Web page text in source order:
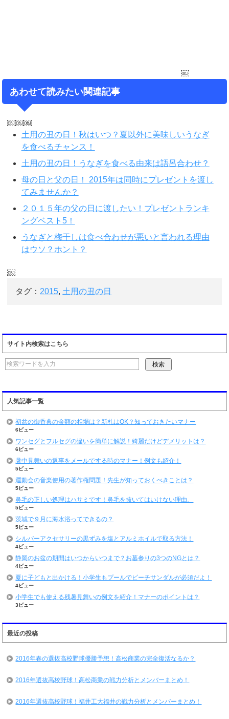
￼
あわせて読みたい関連記事
￼￼￼
土用の丑の日！秋はいつ？夏以外に美味しいうなぎ
を食べるチャンス！
土用の丑の日！うなぎを食べる由来は語呂合わせ？
母の日と父の日！ 2015年は同時にプレゼントを渡し
てみませんか？
２０１５年の父の日に渡したい！プレゼントランキ
ングベスト5！
うなぎと梅干しは食べ合わせが悪いと言われる理由
はウソ？ホント？
￼
タグ： 2015, 土用の丑の日
サイト内検索はこちら
人気記事一覧
初盆の御香典の金額の相場は？新札はOK？知っておきたいマナー
6ビュー
ワンセグとフルセグの違いを簡単に解説！綺麗だけどデメリットは？
6ビュー
暑中見舞いの返事をメールでする時のマナー！例文も紹介！
5ビュー
運動会の音楽使用の著作権問題！先生が知っておくべきことは？
5ビュー
鼻毛の正しい処理はハサミです！鼻毛を抜いてはいけない理由。
5ビュー
茨城で９月に海水浴ってできるの？
5ビュー
シルバーアクセサリーの黒ずみを塩とアルミホイルで取る方法！
4ビュー
静岡のお盆の期間はいつからいつまで？お墓参りの3つのNGとは？
4ビュー
夏に子どもと出かける！小学生もプールでビーチサンダルが必須だよ！
4ビュー
小学生でも使える残暑見舞いの例文を紹介！マナーのポイントは？
3ビュー
最近の投稿
2016年春の選抜高校野球優勝予想！高松商業の完全復活なるか？
2016年選抜高校野球！高松商業の戦力分析とメンバーまとめ！
2016年選抜高校野球！福井工大福井の戦力分析とメンバーまとめ！